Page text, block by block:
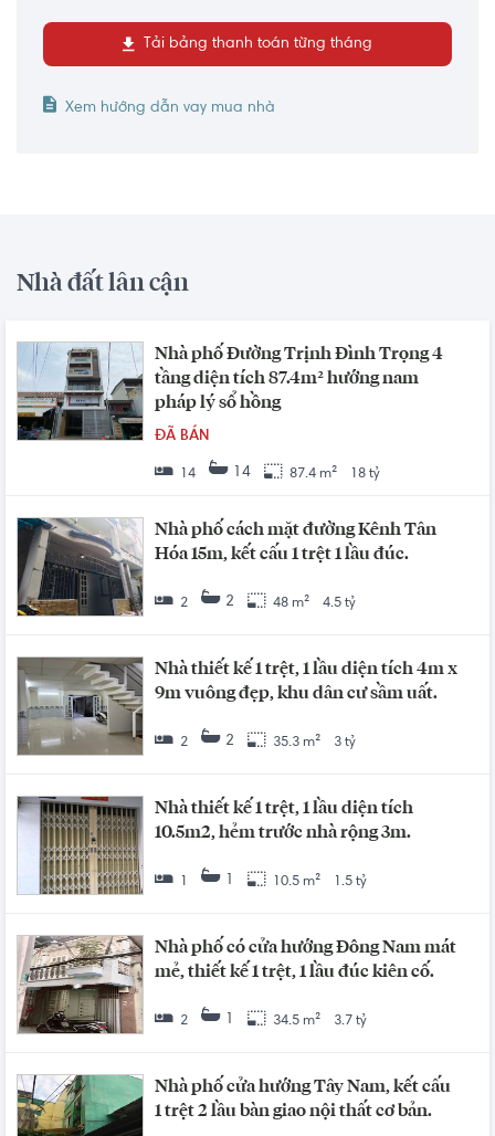
Tải bảng thanh toán từng tháng
Xem hướng dẫn vay mua nhà
Nhà đất lân cận
Nhà phố Đường Trịnh Đình Trọng 4
tầng diện tích 87.4m² hướng nam
pháp lý sổ hồng
ĐÃ BÁN
14 14 87.4 m² 18 tỷ
Nhà phố cách mặt đường Kênh Tân
Hóa 15m, kết cấu 1 trệt 1 lầu đúc.
2 2 48 m² 4.5 tỷ
Nhà thiết kế 1 trệt, 1 lầu diện tích 4m x
9m vuông đẹp, khu dân cư sầm uất.
2 2 35.3 m² 3 tỷ
Nhà thiết kế 1 trệt, 1 lầu diện tích
10.5m2, hẻm trước nhà rộng 3m.
1 10.5 m² 1.5 tỷ
Nhà phố có cửa hướng Đông Nam mát
mẻ, thiết kế 1 trệt, 1 lầu đúc kiên cố.
2 1 34.5 m² 3.7 tỷ
Nhà phố cửa hướng Tây Nam, kết cấu
1 trệt 2 lầu bàn giao nội thất cơ bản.